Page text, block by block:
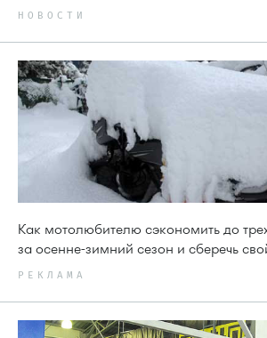
НОВОСТИ
Как мотолюбителю сэкономить до
за осенне-зимний сезон и сберечь
РЕКЛАМА